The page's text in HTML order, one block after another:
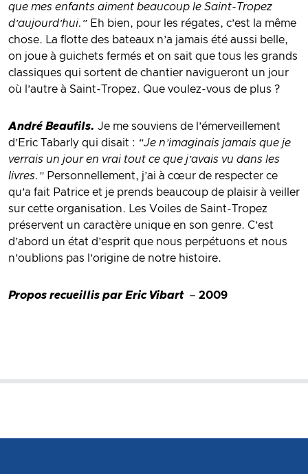
que mes enfants aiment beaucoup le Saint-Tropez
d’aujourd’hui.” Eh bien, pour les régates, c’est la même
chose. La flotte des bateaux n’a jamais été aussi belle,
on joue à guichets fermés et on sait que tous les grands
classiques qui sortent de chantier navigueront un jour
où l’autre à Saint-Tropez. Que voulez-vous de plus ?
André Beaufils. Je me souviens de l’émerveillement
d’Eric Tabarly qui disait : “Je n’imaginais jamais que je
verrais un jour en vrai tout ce que j’avais vu dans les
livres.” Personnellement, j’ai à cœur de respecter ce
qu’a fait Patrice et je prends beaucoup de plaisir à veiller
sur cette organisation. Les Voiles de Saint-Tropez
préservent un caractère unique en son genre. C’est
d’abord un état d’esprit que nous perpétuons et nous
n’oublions pas l’origine de notre histoire.
Propos recueillis par Eric Vibart – 2009